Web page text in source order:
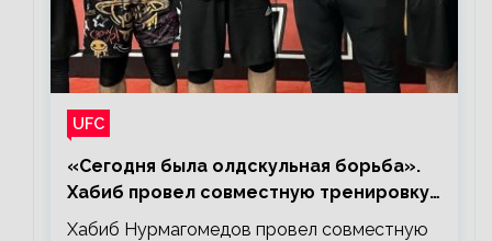
UFC
«Сегодня была олдскульная борьба».
Хабиб провел совместную тренировку
со звездами UFC
Хабиб Нурмагомедов провел совместную